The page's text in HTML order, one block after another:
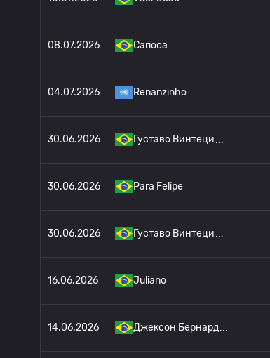
08.07.2026 Carioca
04.07.2026 Renanzinho
30.06.2026 Густаво Винтеци
30.06.2026 Para Felipe
30.06.2026 Густаво Винтеци
16.06.2026 Juliano
14.06.2026 Джексон Бернард